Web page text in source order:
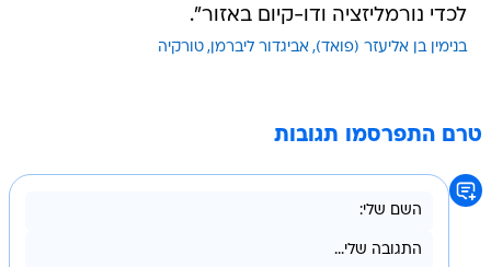
לכדי נורמליזציה ודו-קיום באזור".
בנימין בן אליעזר (פואד) אביגדור ליברמן טורקיה
טרם התפרסמו תגובות